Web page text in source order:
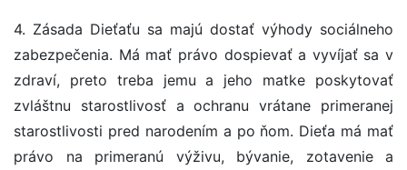
4. Zásada Dieťaťu sa majú dostať výhody sociálneho
zabezpečenia. Má mať právo dospievať a vyvíjať sa v
zdraví, preto treba jemu a jeho matke poskytovať
zvláštnu starostlivosť a ochranu vrátane primeranej
starostlivosti pred narodením a po ňom. Dieťa má mať
právo na primeranú výživu, bývanie, zotavenie a